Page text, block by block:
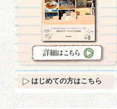
はじめての方はこちら